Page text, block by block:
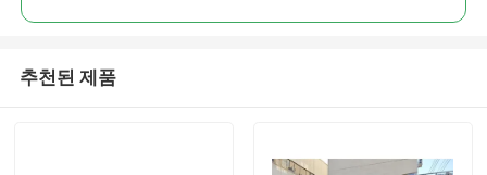
추천된 제품